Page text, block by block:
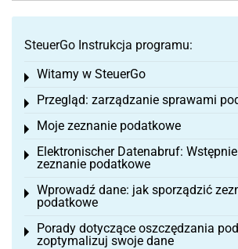
SteuerGo Instrukcja programu:
Witamy w SteuerGo
Toggle menu
Przegląd: zarządzanie sprawami
Toggle menu
Moje zeznanie podatkowe
Toggle menu
Elektronischer Datenabruf:
zeznanie podatkowe
Toggle menu
Wprowadź dane: jak sporządzić
podatkowe
Toggle menu
Porady dotyczące oszczędzania
zoptymalizuj swoje dane
Toggle menu